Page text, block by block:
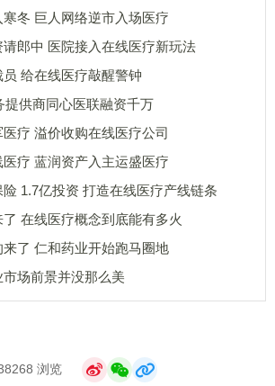
冬 巨人网络逆市入场医疗
郎中 医院接入在线医疗新玩法
给在线医疗敲醒警钟
提供商同心医联融资千万
疗 溢价收购在线医疗公司
疗 蓝润资产入主运盛医疗
1.7亿投资 打造在线医疗产线链条
在线医疗概念到底能有多火
了 仁和药业开始跑马圈地
场前景并没那么美
浏览